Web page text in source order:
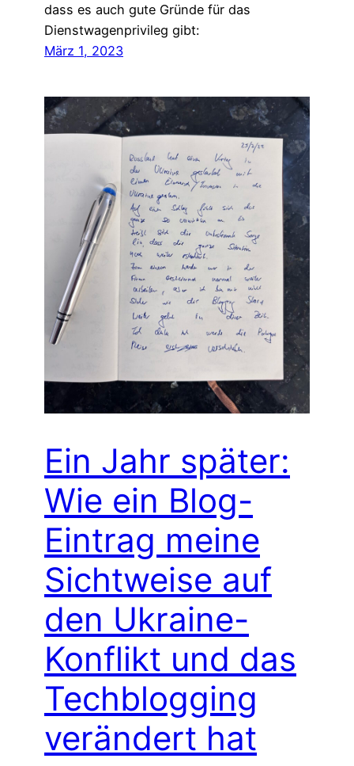
dass es auch gute Gründe für das
Dienstwagenprivileg gibt:
März 1, 2023
Ein Jahr später:
Wie ein Blog-
Eintrag meine
Sichtweise auf
den Ukraine-
Konflikt und das
Techblogging
verändert hat